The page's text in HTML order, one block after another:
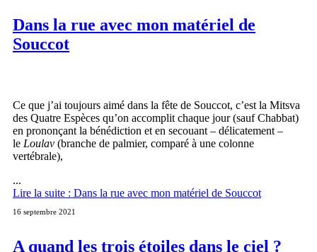
Dans la rue avec mon matériel de
Souccot
Ce que j’ai toujours aimé dans la fête de Souccot, c’est la Mitsva
des Quatre Espèces qu’on accomplit chaque jour (sauf Chabbat)
en prononçant la bénédiction et en secouant – délicatement –
le Loulav (branche de palmier, comparé à une colonne
vertébrale),
...
Lire la suite : Dans la rue avec mon matériel de Souccot
16 septembre 2021
A quand les trois étoiles dans le ciel ?